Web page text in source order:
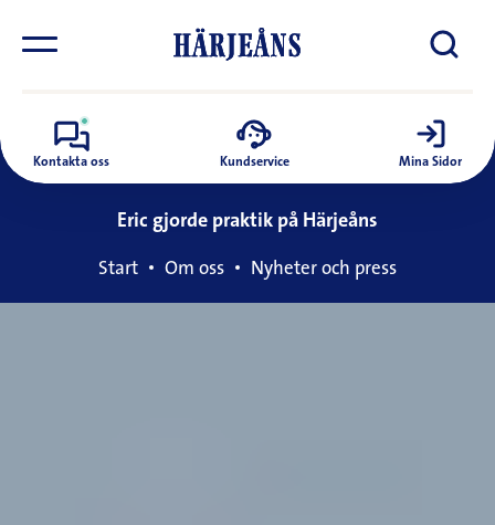
Kontakta oss Kundservice Mina Sidor
Eric gjorde praktik på Härjeåns
Start Om oss Nyheter och press